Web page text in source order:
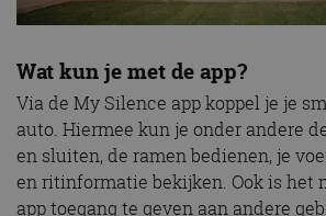
Wat kun je met de app?
Via de My Silence app koppel je je
auto. Hiermee kun je onder andere
en sluiten, de ramen bedienen, je
en ritinformatie bekijken. Ook is het
app toegang te geven aan andere